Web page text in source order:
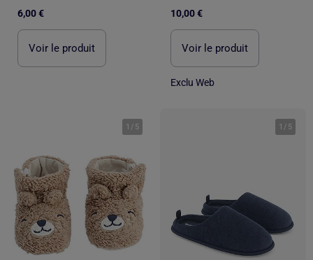
6,00 €
Voir le produit
10,00 €
Voir le produit
Exclu Web
1 / 5 1 / 5